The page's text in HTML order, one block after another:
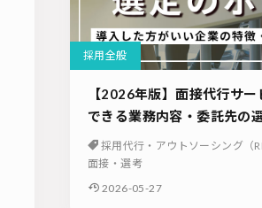
採用全般
【2026年版】面接代行サ
できる業務内容・委託先の
採用代行・アウトソーシング（
面接・選考
2026-05-27